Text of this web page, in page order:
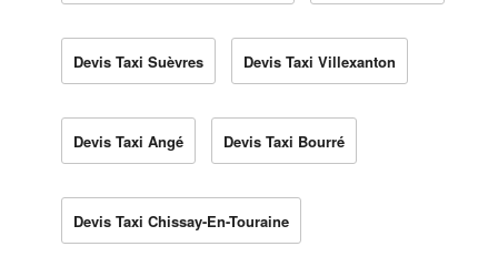
Devis Taxi Suèvres Devis Taxi Villexanton
Devis Taxi Angé Devis Taxi Bourré
Devis Taxi Chissay-En-Touraine